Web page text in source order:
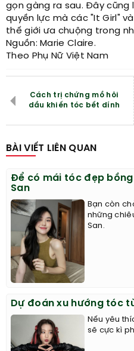
gọn gàng ra sau. Đây cũng
quyền lực mà các "It Girl"
thế giới ưa chuộng trong
Nguồn: Marie Claire.
Theo Phụ Nữ Việt Nam
Cách trị chứng mồ hôi
dầu khiến tóc bết dính
BÀI VIẾT LIÊN QUAN
Để có mái tóc đẹp bồng
San
Bạn còn
những
San.
Dự đoán xu hướng tóc
Nếu yêu
sẽ cực kì